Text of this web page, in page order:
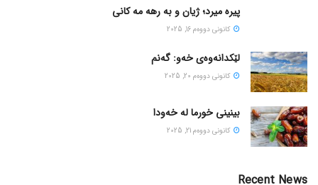
پیره میرد؛ ژیان و به رهه مه کانی
كانونی دووه‌م 16, 2025
لێکدانەوەی خەو: گەنم
كانونی دووه‌م 20, 2025
بینینی خورما لە خەودا
كانونی دووه‌م 21, 2025
Recent News